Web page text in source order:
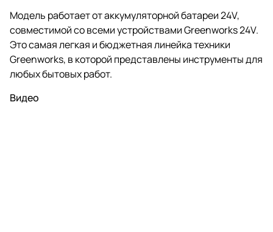
Модель работает от аккумуляторной батареи 24V,
совместимой со всеми устройствами Greenworks 24V.
Это самая легкая и бюджетная линейка техники
Greenworks, в которой представлены инструменты для
любых бытовых работ.
Видео